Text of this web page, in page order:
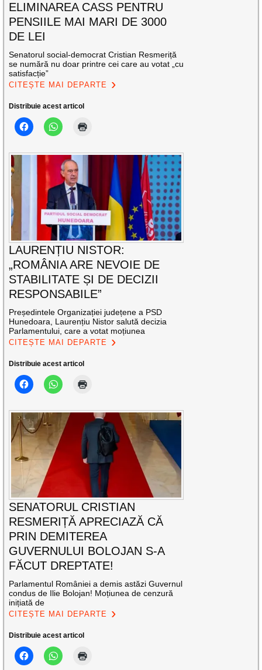
ELIMINAREA CASS PENTRU
PENSIILE MAI MARI DE 3000
DE LEI
Senatorul social-democrat Cristian Resmeriță
se numără nu doar printre cei care au votat „cu
satisfacție”
CITEȘTE MAI DEPARTE
Distribuie acest articol
LAURENȚIU NISTOR:
„ROMÂNIA ARE NEVOIE DE
STABILITATE ȘI DE DECIZII
RESPONSABILE”
Președintele Organizației județene a PSD
Hunedoara, Laurențiu Nistor salută decizia
Parlamentului, care a votat moțiunea
CITEȘTE MAI DEPARTE
Distribuie acest articol
SENATORUL CRISTIAN
RESMERIȚĂ APRECIAZĂ CĂ
PRIN DEMITEREA
GUVERNULUI BOLOJAN S-A
FĂCUT DREPTATE!
Parlamentul României a demis astăzi Guvernul
condus de Ilie Bolojan! Moțiunea de cenzură
inițiată de
CITEȘTE MAI DEPARTE
Distribuie acest articol